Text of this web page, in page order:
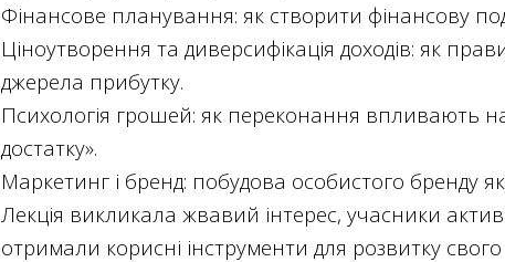
Фінансове планування: як створити фінансову
Ціноутворення та диверсифікація доходів: як
джерела прибутку.
Психологія грошей: як переконання впливають
достатку».
Маркетинг і бренд: побудова особистого бренду
Лекція викликала жвавий інтерес, учасники
отримали корисні інструменти для розвитку